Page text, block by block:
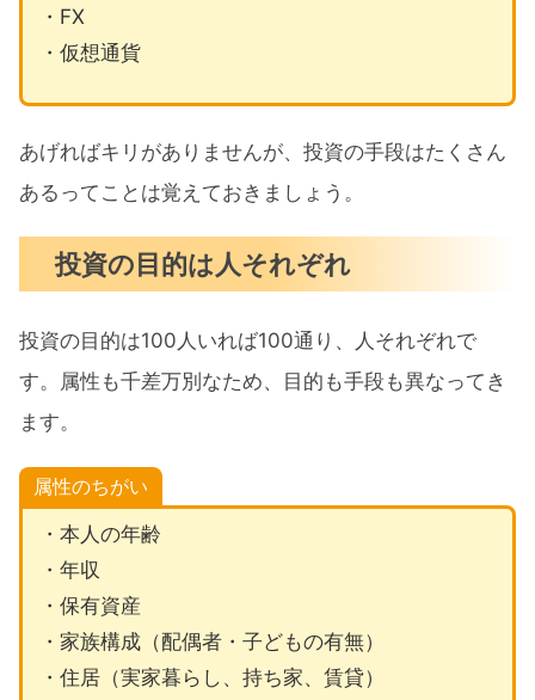
・FX
・仮想通貨
あげればキリがありませんが、投資の手段はたくさん
あるってことは覚えておきましょう。
投資の目的は人それぞれ
投資の目的は100人いれば100通り、人それぞれで
す。属性も千差万別なため、目的も手段も異なってき
ます。
属性のちがい
・本人の年齢
・年収
・保有資産
・家族構成（配偶者・子どもの有無）
・住居（実家暮らし、持ち家、賃貸）